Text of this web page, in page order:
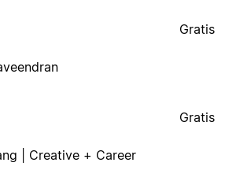
Gratis
| Creative + Career
Gratis